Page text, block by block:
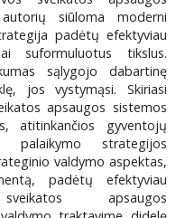
siūloma moderni
padėtų efektyviau
suformuluotus tikslus.
sąlygojo dabartinę
jos vystymąsi. Skiriasi
apsaugos sistemos
atitinkančios gyventojų
palaikymo strategijos
valdymo aspektas,
padėtų efektyviau
apsaugos